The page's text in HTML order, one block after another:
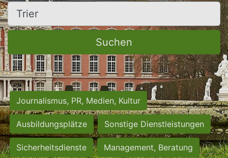
Ort, Stadt
Suchen
Journalismus, PR, Medien, Kultur
Ausbildungsplätze Sonstige Dienstleistungen
Sicherheitsdienste Management, Beratung